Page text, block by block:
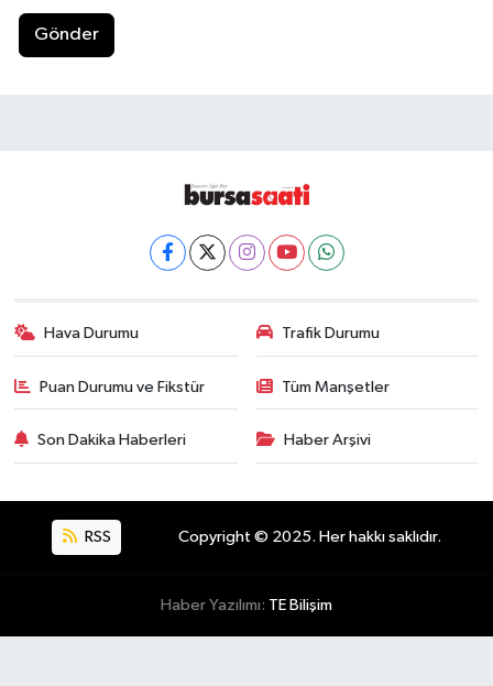
Gönder
Hava Durumu Trafik Durumu
Puan Durumu ve Fikstür Tüm Manşetler
Son Dakika Haberleri Haber Arşivi
RSS Copyright © 2025. Her hakkı saklıdır.
Haber Yazılımı: TE Bilişim